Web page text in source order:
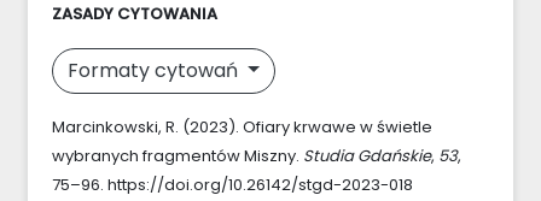
ZASADY CYTOWANIA
Formaty cytowań
Marcinkowski, R. (2023). Ofiary krwawe w świetle
wybranych fragmentów Miszny. Studia Gdańskie, 53,
75–96. https://doi.org/10.26142/stgd-2023-018